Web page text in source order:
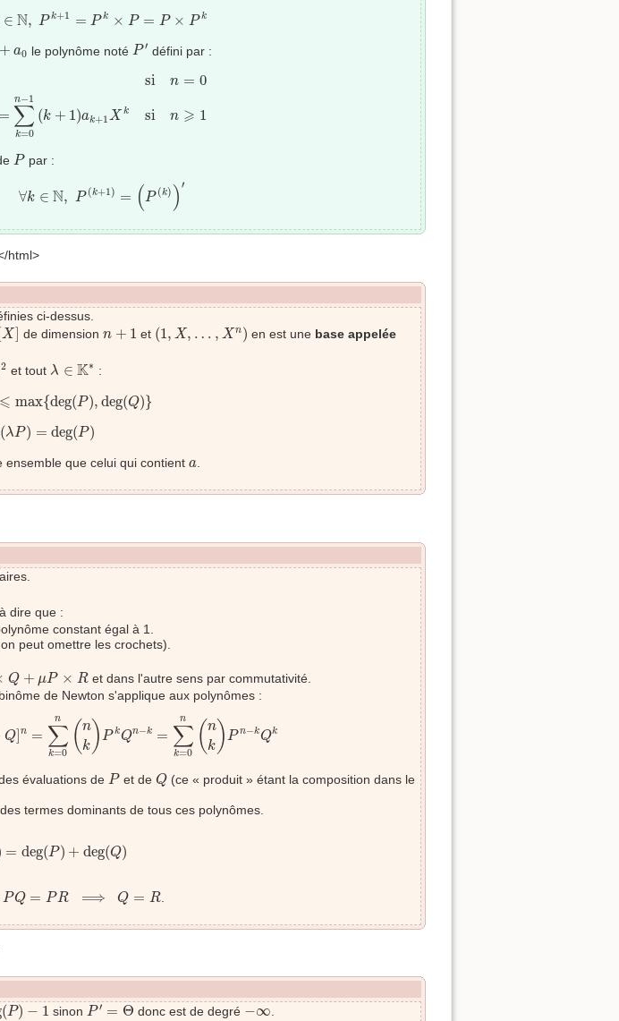
∈ N, P k+1 = P k × P = P × P k
, P +1 =P ×P= ×P
+ a0 le polynôme notéP ′
P′ défini par :
si n = 0
=
n−1
∑
k=0
(k + 1)ak+1 X k si n ⩾ 1
a si
P
Ppar :
∀k ∈ N, P (k+1) = (P (k) ) ′
html>
ci-dessus.
[X
X] de dimension n + 1
n+ 1 et (1, X, … , X n)
(1 X, n) en est une base appelée
]2 et tout λ ∈ K∗
λ ∈K∗ :
⩽ max{deg(P), deg(Q)}
⩽max deg P),deg Q)}
(λP) = deg(P)
( λP deg (P)
que celui qui contient a
a.
dire que :
constant égal à 1.
peut omettre les crochets).
Q + μP × R
×R
et dans l'autre sens par commutativité.
de Newton s'applique aux polynômes :
Q]n =
n
∑
k=0 ( n
k)P kQn−k =
n
∑
k=0 ( n
k)P n−kQk
(n P k n k P
évaluations de P
P et de Q
Q (ce « produit » étant la composition dans le
termes dominants de tous ces polynômes.
= deg(P) + deg(Q)
deg (P)+ deg Q)
PQ = PR ⟹ Q = R
PQ= R⟹ R .
(P) − 1
)−1 sinon P ′ = Θ
P′=Θ donc est de degré −∞
−∞